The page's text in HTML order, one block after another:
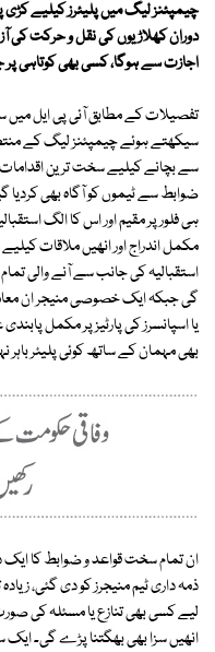
چیمپئنز لیگ میں پلیئرز کیلیے کڑی
دوران کھلاڑیوں کی نقل و حرکت کی
اجازت سے ہوگا، کسی بھی کوتاہی
تفصیلات کے مطابق آئی پی ایل
سیکھتے ہوئے چیمپئنز لیگ کے
سے بچانے کیلیے سخت ترین
ضوابط سے ٹیموں کو آگاہ بھی
ہی فلور پر مقیم اور اس کا الگ
مکمل اندراج اور انھیں ملاقات
استقبالیہ کی جانب سے آنے والی
گی جبکہ ایک خصوصی منیجر ان
یا اسپانسرز کی پارٹیز پر مکمل
بھی مہمان کے ساتھ کوئی پلیئر باہر
ان تمام سخت قواعد و ضوابط کا
ذمہ داری ٹیم منیجرز کو دی گئی،
لیے کسی بھی تنازع یا مسئلہ کی
انھیں سزا بھی بھگتنا پڑے گی۔ ایک